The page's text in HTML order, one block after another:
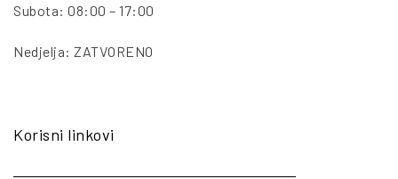
Subota: 08:00 – 17:00
Nedjelja: ZATVORENO
Korisni linkovi